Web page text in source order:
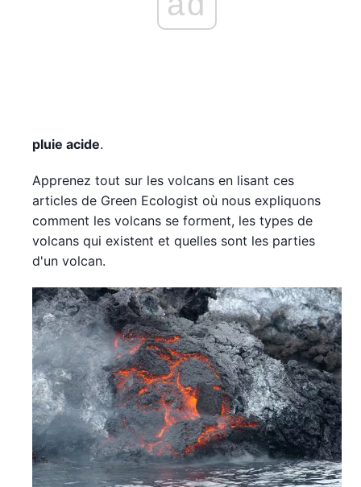
pluie acide.
Apprenez tout sur les volcans en lisant ces
articles de Green Ecologist où nous expliquons
comment les volcans se forment, les types de
volcans qui existent et quelles sont les parties
d'un volcan.